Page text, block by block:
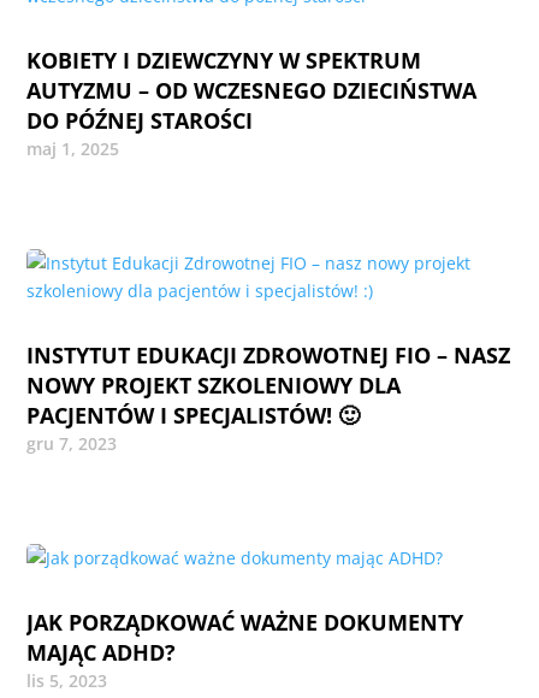
KOBIETY I DZIEWCZYNY W SPEKTRUM
AUTYZMU – OD WCZESNEGO DZIECIŃSTWA
DO PÓŹNEJ STAROŚCI
maj 1, 2025
INSTYTUT EDUKACJI ZDROWOTNEJ FIO – NASZ
NOWY PROJEKT SZKOLENIOWY DLA
PACJENTÓW I SPECJALISTÓW! 🙂
gru 7, 2023
JAK PORZĄDKOWAĆ WAŻNE DOKUMENTY
MAJĄC ADHD?
lis 5, 2023